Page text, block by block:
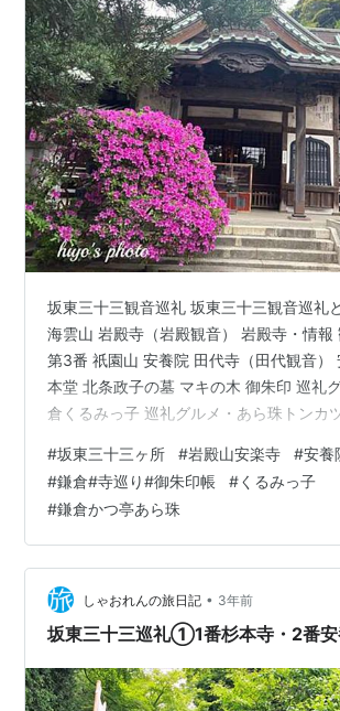
坂東三十三観音巡礼 坂東三十三観音巡礼
海雲山 岩殿寺（岩殿観音） 岩殿寺・情報
第3番 祇園山 安養院 田代寺（田代観音）
本堂 北条政子の墓 マキの木 御朱印 巡礼
倉くるみっ子 巡礼グルメ・あら珠トンカ
ら始めた「坂東三十三観音巡礼」 今回は
倉・逗子）にある ２番札所（岩殿寺）３
院）に伺いました 坂東三十三観音巡礼と
期に開設された「坂東三十三観音」です
出発地に、 関東7県（神奈川県・埼玉県
県・栃…
#坂東三十三ヶ所 #岩殿山安楽寺 #安養
#鎌倉#寺巡り#御朱印帳 #くるみっ子
#鎌倉かつ亭あら珠
しゃおれんの旅日記 • 3年前
坂東三十三巡礼①1番杉本寺・2番安